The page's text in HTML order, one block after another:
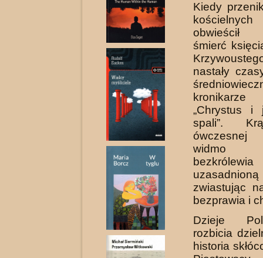
Kiedy
obwieścił
śmierć
nastały
„Chrystus i
spa­li”.
widmo
zwiastując
bezprawia i
Dzieje
rozbicia
historia